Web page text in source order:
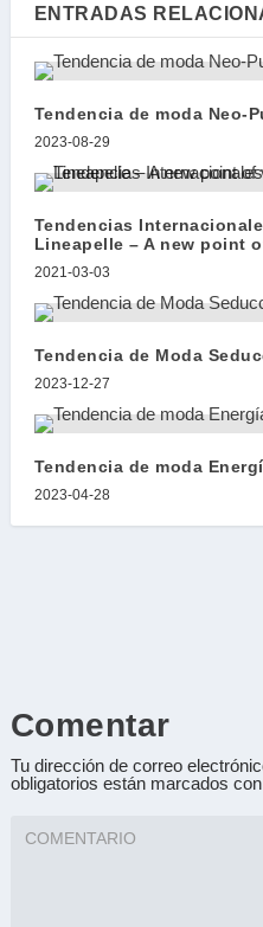
ENTRADAS
Tendencia de moda Neo-
2023-08-29
Tendencias
Lineapelle – A new point
2021-03-03
Tendencia de Moda
2023-12-27
Tendencia de moda
2023-04-28
Comentar
Tu dirección de correo
obligatorios están marcados con